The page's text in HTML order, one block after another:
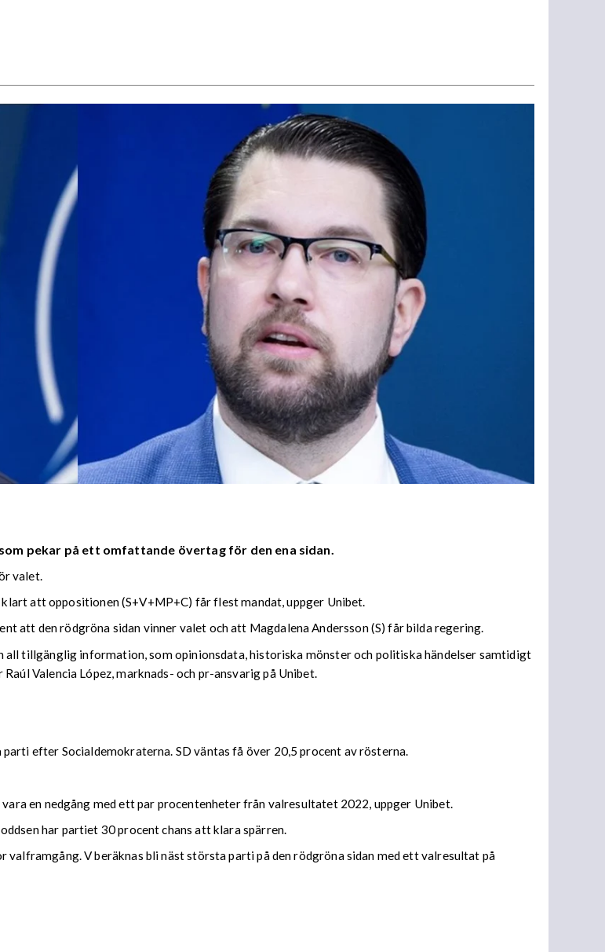
pekar på ett omfattande övertag för den ena sidan.
valet.
att oppositionen (S+V+MP+C) får flest mandat, uppger Unibet.
att den rödgröna sidan vinner valet och att Magdalena Andersson (S) får bilda regering.
all tillgänglig information, som opinionsdata, historiska mönster och politiska händelser samtidigt
Valencia López, marknads- och pr-ansvarig på Unibet.
efter Socialdemokraterna. SD väntas få över 20,5 procent av rösterna.
en nedgång med ett par procentenheter från valresultatet 2022, uppger Unibet.
har partiet 30 procent chans att klara spärren.
V beräknas bli näst största parti på den rödgröna sidan med ett valresultat på